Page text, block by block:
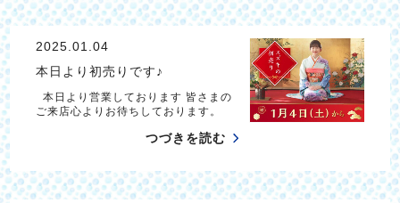
2025.01.04
本日より初売りです♪
本日より営業しております 皆さまの
ご来店心よりお待ちしております。
つづきを読む